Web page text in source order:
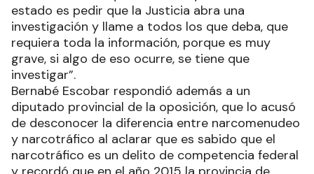
estado es pedir que la Justicia abra una
investigación y llame a todos los que deba, que
requiera toda la información, porque es muy
grave, si algo de eso ocurre, se tiene que
investigar”.
Bernabé Escobar respondió además a un
diputado provincial de la oposición, que lo acusó
de desconocer la diferencia entre narcomenudeo
y narcotráfico al aclarar que es sabido que el
narcotráfico es un delito de competencia federal